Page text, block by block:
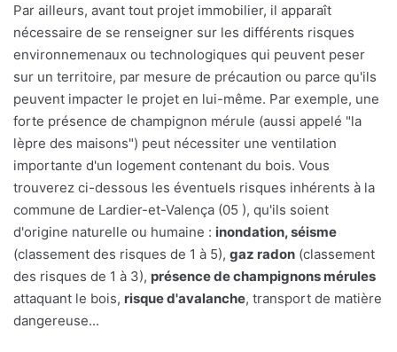
Par ailleurs, avant tout projet immobilier, il apparaît
nécessaire de se renseigner sur les différents risques
environnemenaux ou technologiques qui peuvent peser
sur un territoire, par mesure de précaution ou parce qu'ils
peuvent impacter le projet en lui-même. Par exemple, une
forte présence de champignon mérule (aussi appelé "la
lèpre des maisons") peut nécessiter une ventilation
importante d'un logement contenant du bois. Vous
trouverez ci-dessous les éventuels risques inhérents à la
commune de Lardier-et-Valença (05 ), qu'ils soient
d'origine naturelle ou humaine : inondation, séisme
(classement des risques de 1 à 5), gaz radon (classement
des risques de 1 à 3), présence de champignons mérules
attaquant le bois, risque d'avalanche, transport de matière
dangereuse...